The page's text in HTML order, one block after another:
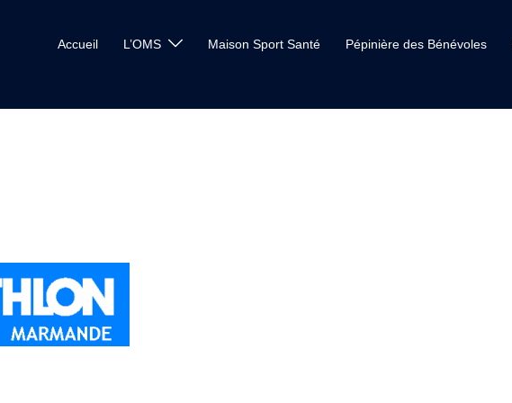
Accueil L’OMS Maison Sport Santé Pépinière des Bénévoles